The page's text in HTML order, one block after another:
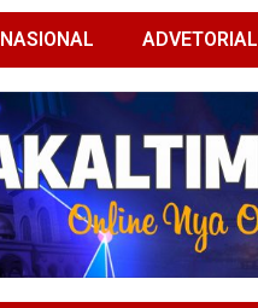
NASIONAL ADVETORIAL